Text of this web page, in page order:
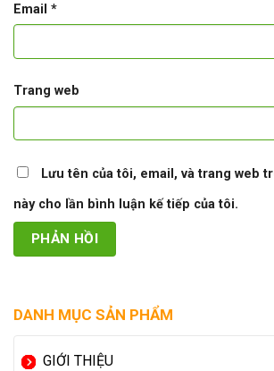
DANH MỤC SẢN PHẨM
GIỚI THIỆU
Email *
Trang web
Lưu tên của tôi, email, và trang web
này cho lần bình luận kế tiếp của tôi.